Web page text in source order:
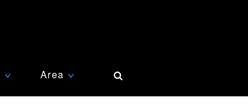
∨ Area ∨